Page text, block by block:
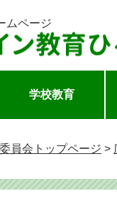
ムページ
学校教育
員会トップページ >